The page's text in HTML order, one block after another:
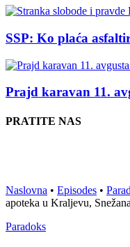
SSP: Ko plaća
Prajd karavan 11.
PRATITE NAS
Naslovna • Episodes •
apoteka u Kraljevu,
Paradoks